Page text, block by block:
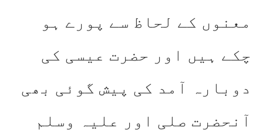
معنوں کے لحاظ سے پورے ہو
چکے ہیں اور حضرت عیسی کی
دوبارہ آمد کی پیش گوئی بھی
آنحضرت صلی اور علیہ وسلم